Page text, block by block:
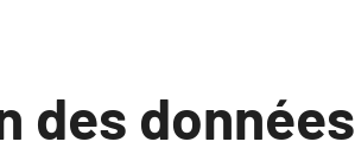
des données